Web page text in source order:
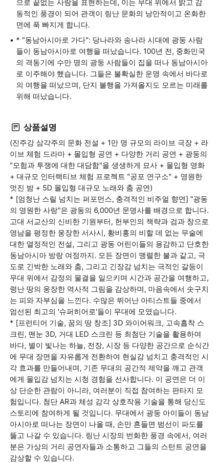
으로 끝없는 사랑을 표현하는데, 이는 무대 위에서 밝고 감
동적인 풍경이 되어 관객이 링난 문화의 낭만적이고 온화한
면에 푹 빠지게 합니다.
* "동남아시아로 가다": 당나라와 송나라 시대에 광둥 사람
들이 동남아시아로 여행을 떠났습니다. 100년 전, 중화민국
의 격동기에 수만 명의 광둥 사람들이 집을 떠나 동남아시아
로 이주해야 했습니다. 그들은 불확실한 운명 속에서 바다로
의 여행을 떠났으며, 단지 불행을 가져올지도 모르는 미래를
위해 떠났습니다.
상품설명
(진주강 삼각주의 문화 전설 + 1만 명 규모의 라이브 극장 + 라
이브 체험 드라마 + 몰입형 공연 + 다양한 거리 공연 + 광둥의
"모험과 투쟁에 대한 대담함"을 생생하게 묘사 + 몰입형 영화
+ 대규모 인터랙티브 체험 프로젝트 "공포 연구소" + 영원한
멋진 밤 + 5D 몰입형 대규모 노래와 춤 공연)
* [엄청난 스릴 넘치는 퍼포먼스, 충격적인 비주얼 향연] "광동
의 영원한 사랑"은 광동의 6,000년 문명사를 배경으로 합니다.
고대 서교산의 신비한 기원부터, 헌부인의 책략과 검과 창으로
영남을 평정한 웅장한 서사시, 황비홍의 비할 데 없는 무술에
대한 열정적인 전설, 그리고 광동 어린이들의 용감하고 단호한
동남아시아 방랑 여정까지. 모든 장면이 맹렬한 불과 같고, 극
도로 긴박한 노래와 춤, 그리고 긴장감 넘치는 극적인 갈등이
무대 위에서 감정의 물결을 일으키며 시간과 공간을 여행하고,
령난 땅의 웅장한 역사적 그림을 감상하며, 마음속에서 솟구치
는 피와 자부심을 느낀다. 수많은 뛰어난 아티스트들 중에서
엄선된 최고의 '슈퍼히어로'들이 무대에 모였습니다.
* [프런티어 기술, 꿈의 땅 창조] 3D 와이어워크, 고속흡착 스
크린, 맨눈 3D, 거대 LED 스크린 등 최첨단 기술을 활용하여
바다, 별이 빛나는 하늘, 전장, 시장 등 다양한 공간으로 순식간
에 무대 장면을 자유롭게 전환하여 현실감 넘치고 충격적인 시
각 효과를 만들어내며, 기존 무대의 공간적 제약을 깨고 관객
에게 몰입감 넘치는 시청 경험을 선사합니다. 이 공연은 더 이
상 단순한 관람이 아니라, 여러분이 직접 참여하는 판타지 모
험입니다. 첨단 AR과 체성 감각 상호작용 기술을 통해 당신도
스토리에 참여하게 될 것입니다. 무대에서 광둥 아이들이 동남
아시아로 떠나는 장면이 나올 때, 손만 흔들면 범선이 파도를
뚫고 나갈 수 있습니다. 링난 시장의 번화한 풍경 속에서, 여러
분은 가상의 거리 공연자들과 소통하고 그들의 스턴트 공연을
감상할 수 있습니다.